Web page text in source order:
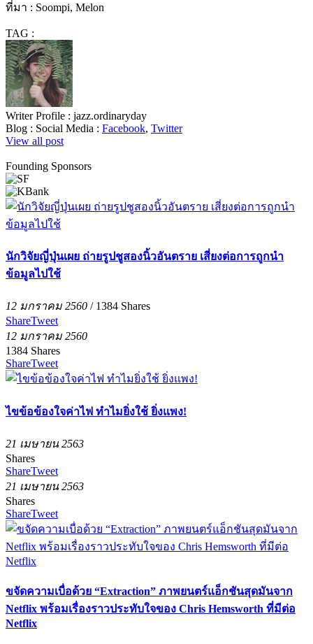
ที่มา : Soompi, Melon
TAG :
Writer Profile : jazz.ordinaryday
Blog : Social Media : Facebook, Twitter
View all post
Founding Sponsors
นักวิจัยญี่ปุ่นเผย ถ่ายรูปชูสองนิ้วอันตราย เสี่ยงต่อการถูกนำ
ข้อมูลไปใช้
12 มกราคม 2560 / 1384 Shares
ShareTweet
12 มกราคม 2560
1384 Shares
ShareTweet
ไขข้อข้องใจค่าไฟ ทำไมยิ่งใช้ ยิ่งแพง!
21 เมษายน 2563
Shares
ShareTweet
21 เมษายน 2563
Shares
ShareTweet
ขจัดความเบื่อด้วย “Extraction” ภาพยนตร์แอ็กชันสุดมันจาก
Netflix พร้อมเรื่องราวประทับใจของ Chris Hemsworth ที่มีต่อ
Netflix